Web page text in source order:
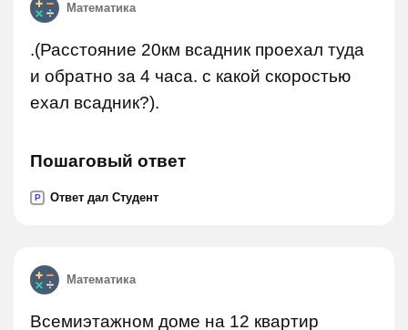
Математика
.(Расстояние 20км всадник проехал туда
и обратно за 4 часа. с какой скоростью
ехал всадник?).
Пошаговый ответ
P Ответ дал Студент
Математика
Всемиэтажном доме на 12 квартир